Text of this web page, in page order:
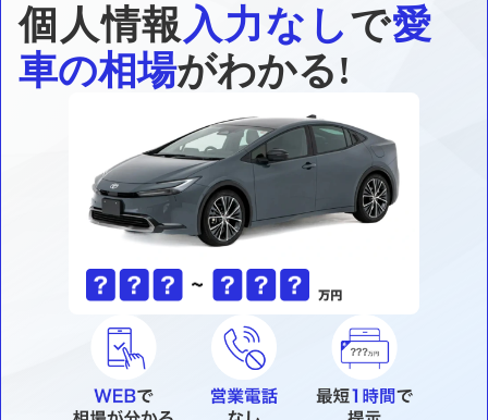
個人情報入力なしで愛
車の相場がわかる!